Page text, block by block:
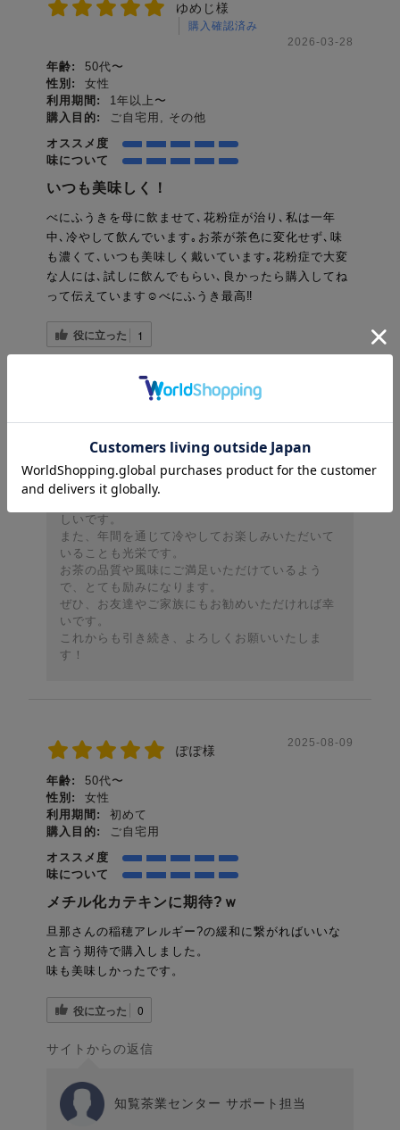
ゆめじ様
購入確認済み
2026-03-28
年齢:
50代〜
性別:
女性
利用期間:
1年以上〜
購入目的:
ご自宅用, その他
オススメ度
味について
いつも美味しく！
べにふうきを母に飲ませて､花粉症が治り､私は一年
中､冷やして飲んでいます｡お茶が茶色に変化せず､味
も濃くて､いつも美味しく戴いています｡花粉症で大変
な人には､試しに飲んでもらい､良かったら購入してね
って伝えています☺️べにふうき最高‼️
役に立った 1
サイトからの返信
知覧茶業センター サポート担当
この度は高評価をいただき、誠にありがとうござ
います！
しいです。
また、年間を通じて冷やしてお楽しみいただいて
いることも光栄です。
お茶の品質や風味にご満足いただけているよう
で、とても励みになります。
ぜひ、お友達やご家族にもお勧めいただければ幸
いです。
これからも引き続き、よろしくお願いいたしま
す！
ぽぽ様
2025-08-09
年齢:
50代〜
性別:
女性
利用期間:
初めて
購入目的:
ご自宅用
オススメ度
味について
メチル化カテキンに期待?ｗ
旦那さんの稲穂アレルギー?の緩和に繋がればいいな
と言う期待で購入しました。
味も美味しかったです。
役に立った 0
サイトからの返信
知覧茶業センター サポート担当